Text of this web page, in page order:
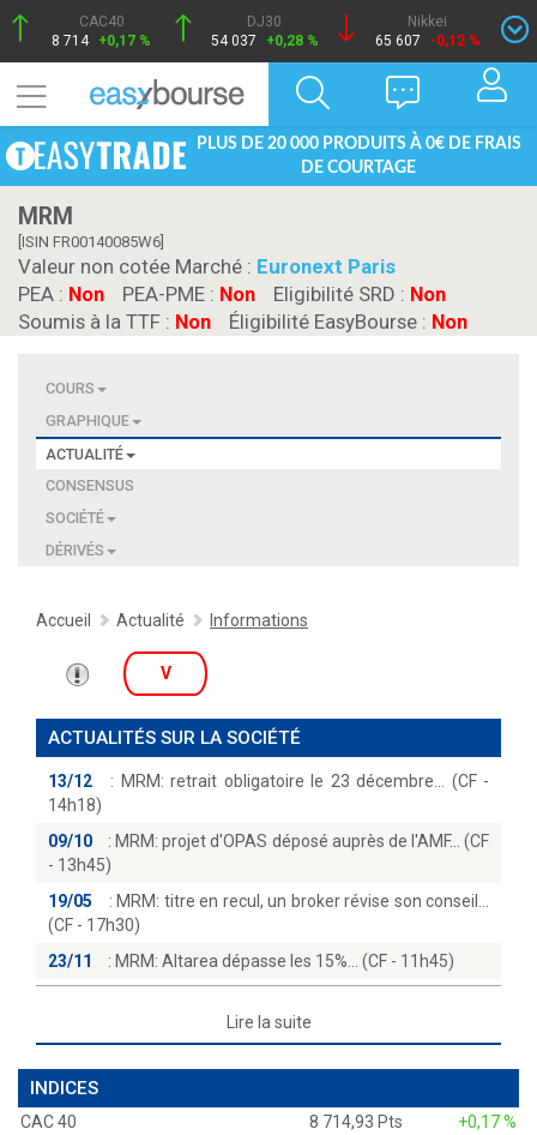
CAC40
8 714 +0,17 %
DJ30
54 037
+0,28 %
Nikkei
65 607
-0,12 %
PLUS DE 20 000 PRODUITS À 0€ DE FRAIS
DE COURTAGE
MRM
[ISIN FR00140085W6]
Valeur non cotée Marché : Euronext Paris
PEA : Non PEA-PME : Non Eligibilité SRD : Non
Soumis à la TTF : Non Éligibilité EasyBourse : Non
COURS
GRAPHIQUE
ACTUALITÉ
CONSENSUS
SOCIÉTÉ
DÉRIVÉS
Accueil Actualité Informations
V
ACTUALITÉS SUR LA SOCIÉTÉ
13/12 : MRM: retrait obligatoire le 23 décembre… (CF -
14h18)
09/10
: MRM: projet d'OPAS déposé auprès de l'AMF… (CF
- 13h45)
19/05
: MRM: titre en recul, un broker révise son conseil
(CF - 17h30)
23/11
: MRM: Altarea dépasse les 15%… (CF - 11h45)
Lire la suite
INDICES
CAC 40 8 714,93 Pts
+0,17 %